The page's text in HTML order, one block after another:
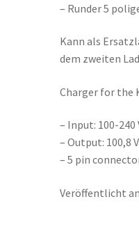
– Runder 5
Kann als
dem zweiten
Charger for the
– Input: 100-240
– Output: 100,8
– 5 pin
Veröffentlicht